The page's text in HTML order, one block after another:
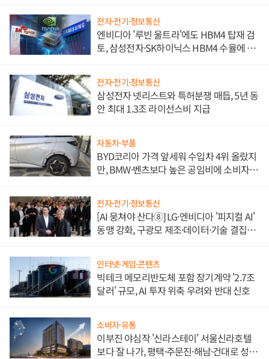
전자·전기·정보통신
엔비디아 '루빈 울트라'에도 HBM4 탑재 검
토, 삼성전자·SK하이닉스 HBM4 수율에 주
전자·전기·정보통신
삼성전자 넷리스트와 특허분쟁 매듭, 5년 동
안 최대 1.3조 라이선스비 지급
자동차·부품
BYD코리아 가격 앞세워 수입차 4위 올랐지
만, BMW·벤츠보다 높은 공임비에 소비자
전자·전기·정보통신
[AI 뭉쳐야 산다⑧] LG·엔비디아 '피지컬 AI'
동맹 강화, 구광모 제조·데이터·기술 결집
인터넷·게임·콘텐츠
빅테크 메모리반도체 포함 장기계약 '2.7조
달러' 규모, AI 투자 위축 우려와 반대 신호
소비자·유통
이부진 야심작 '신라스테이' 서울신라호텔
보다 잘 나가, 평택·주문진·해남·건대로 성